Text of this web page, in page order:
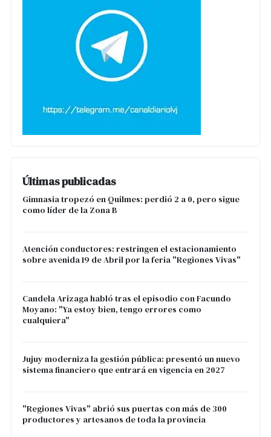
Últimas publicadas
Gimnasia tropezó en Quilmes: perdió 2 a 0, pero sigue
como líder de la Zona B
Atención conductores: restringen el estacionamiento
sobre avenida 19 de Abril por la feria "Regiones Vivas"
Candela Arizaga habló tras el episodio con Facundo
Moyano: "Ya estoy bien, tengo errores como
cualquiera"
Jujuy moderniza la gestión pública: presentó un nuevo
sistema financiero que entrará en vigencia en 2027
"Regiones Vivas" abrió sus puertas con más de 300
productores y artesanos de toda la provincia